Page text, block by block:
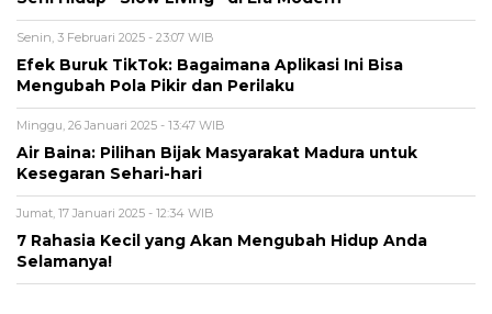
Senin, 3 Februari 2025 - 23:07 WIB
Efek Buruk TikTok: Bagaimana Aplikasi Ini Bisa
Mengubah Pola Pikir dan Perilaku
Minggu, 26 Januari 2025 - 13:47 WIB
Air Baina: Pilihan Bijak Masyarakat Madura untuk
Kesegaran Sehari-hari
Jumat, 17 Januari 2025 - 12:34 WIB
7 Rahasia Kecil yang Akan Mengubah Hidup Anda
Selamanya!